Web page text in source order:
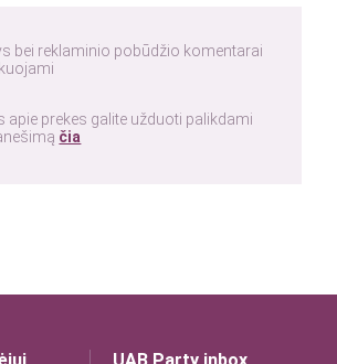
bei reklaminio pobūdžio komentarai
apie prekes galite užduoti palikdami
čia